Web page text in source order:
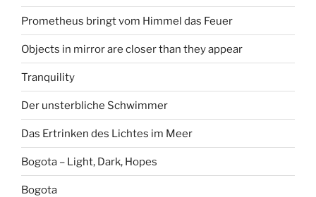
Prometheus bringt vom Himmel das Feuer
Objects in mirror are closer than they appear
Tranquility
Der unsterbliche Schwimmer
Das Ertrinken des Lichtes im Meer
Bogota – Light, Dark, Hopes
Bogota